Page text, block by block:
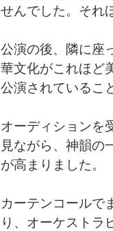
せんでした。それ
公演の後、隣に座
華文化がこれほど
公演されているこ
オーディションを
見ながら、神韻の
が高まりました。
カーテンコールで
り、オーケストラ